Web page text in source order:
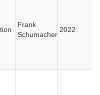
Frank
Schumacher
2022